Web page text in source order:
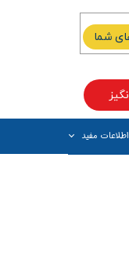
مفید
شما